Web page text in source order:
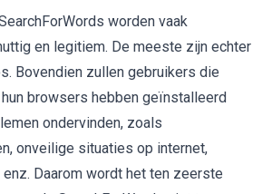
worden vaak
en legitiem. De meeste zijn echter
Bovendien zullen gebruikers die
browsers hebben geïnstalleerd
ondervinden, zoals
onveilige situaties op internet,
Daarom wordt het ten zeerste